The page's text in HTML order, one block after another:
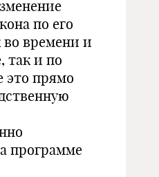
по его
времени и
так и по
это прямо
программе